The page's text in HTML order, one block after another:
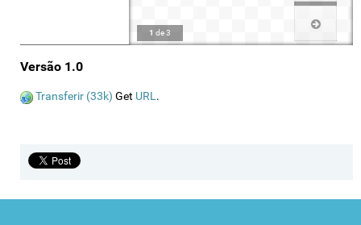
1 de3
Versão 1.0
Transferir (33k) Get URL.